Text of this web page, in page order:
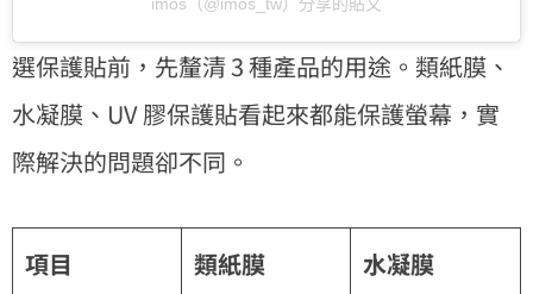
選保護貼前，先釐清 3 種產品的用途。類紙膜、
水凝膜、UV 膠保護貼看起來都能保護螢幕，實
際解決的問題卻不同。
項目 類紙膜 水凝膜